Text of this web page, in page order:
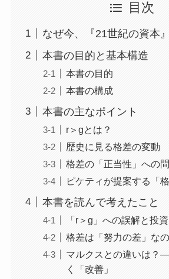
目次
なぜ今、『21世紀の資本
本書の目的と基本構造
本書の目的
本書の構成
本書の主なポイント
r＞gとは？
歴史に見る格差の変動
格差の「正当性」への
ピケティが提案する「
本書を読んで考えたこと
「r＞g」への誤解と投
格差は「努力の差」な
マルクスとの違いは？
く「改善」